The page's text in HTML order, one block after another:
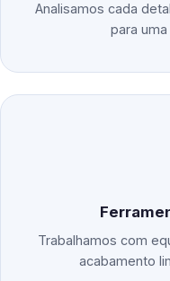
Analisamos cada
para
Trabalhamos com
acabamento